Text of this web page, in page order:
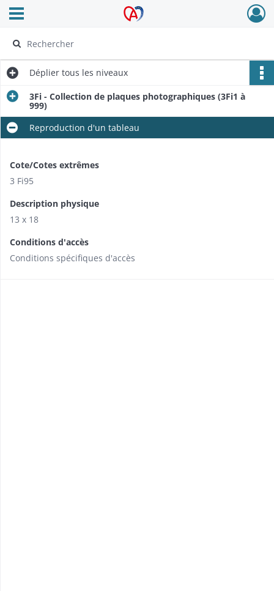
Archives Alsace - Colmar
Ouvrir le menu déroulant
Déplier tous les niveaux
3Fi - Collection de plaques photographiques (3Fi1 à
999)
Reproduction d'un tableau
Cote/Cotes extrêmes
3 Fi95
Description physique
13 x 18
Conditions d'accès
Conditions spécifiques d'accès